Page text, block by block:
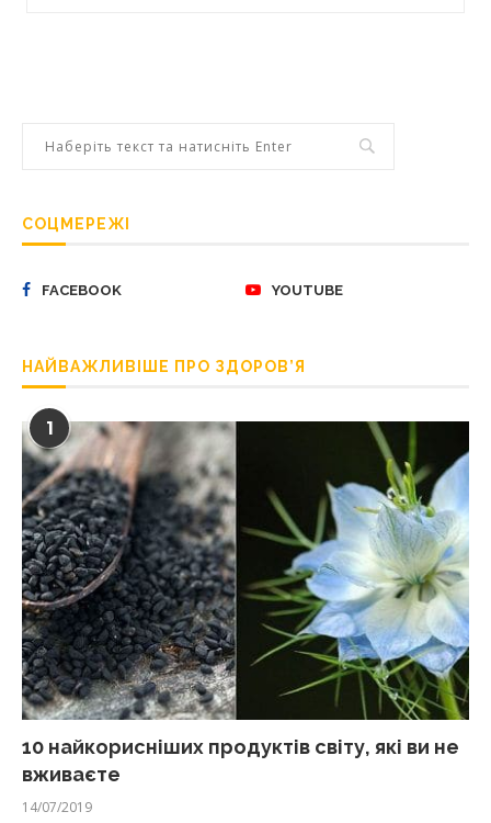
СОЦМЕРЕЖІ
FACEBOOK YOUTUBE
НАЙВАЖЛИВІШЕ ПРО ЗДОРОВ’Я
1
10 найкорисніших продуктів світу, які ви не
вживаєте
14/07/2019